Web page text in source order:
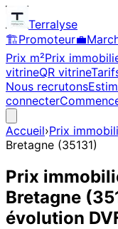
Terralyse
🏗️Promoteur💼
Prix m²Prix
vitrineQR vitrine
Nous recrutons
connecter
Accueil›Prix
Bretagne (35131)
Prix
Bretagne (
évolution